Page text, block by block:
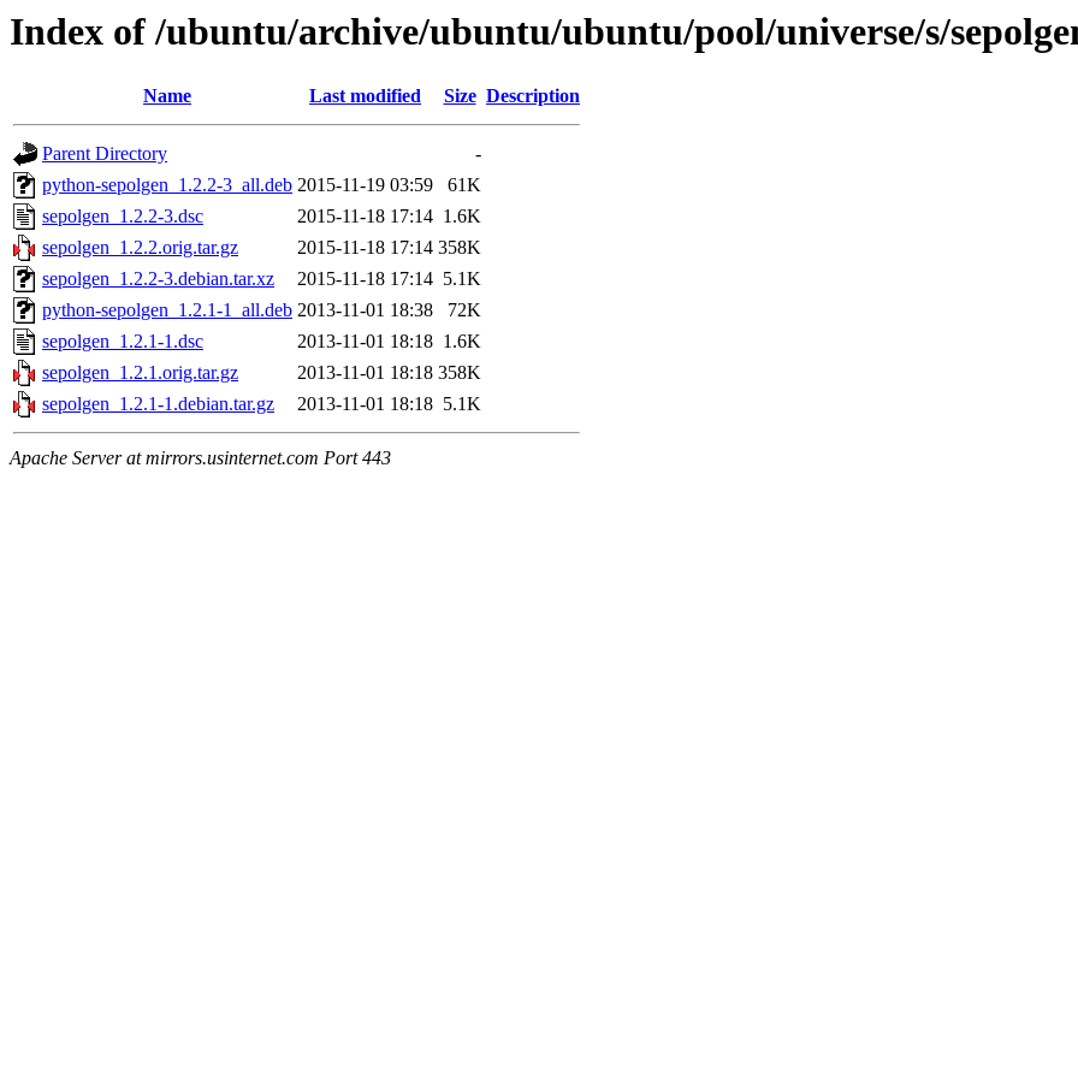
Index of /ubuntu/archive/ubuntu/ubuntu/pool/universe/s/
Name Last modified Size Description
Parent Directory
-
python-sepolgen_1.2.2-3_all.deb 2015-11-19 03:59
61K
sepolgen_1.2.2-3.dsc
2015-11-18 17:14 1.6K
sepolgen_1.2.2.orig.tar.gz
2015-11-18 17:14 358K
sepolgen_1.2.2-3.debian.tar.xz
2015-11-18 17:14 5.1K
python-sepolgen_1.2.1-1_all.deb 2013-11-01 18:38
72K
sepolgen_1.2.1-1.dsc
2013-11-01 18:18 1.6K
sepolgen_1.2.1.orig.tar.gz
2013-11-01 18:18 358K
sepolgen_1.2.1-1.debian.tar.gz
2013-11-01 18:18 5.1K
Apache Server at mirrors.usinternet.com Port 443